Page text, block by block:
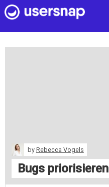
User
by Rebecca Vogels
Bugs